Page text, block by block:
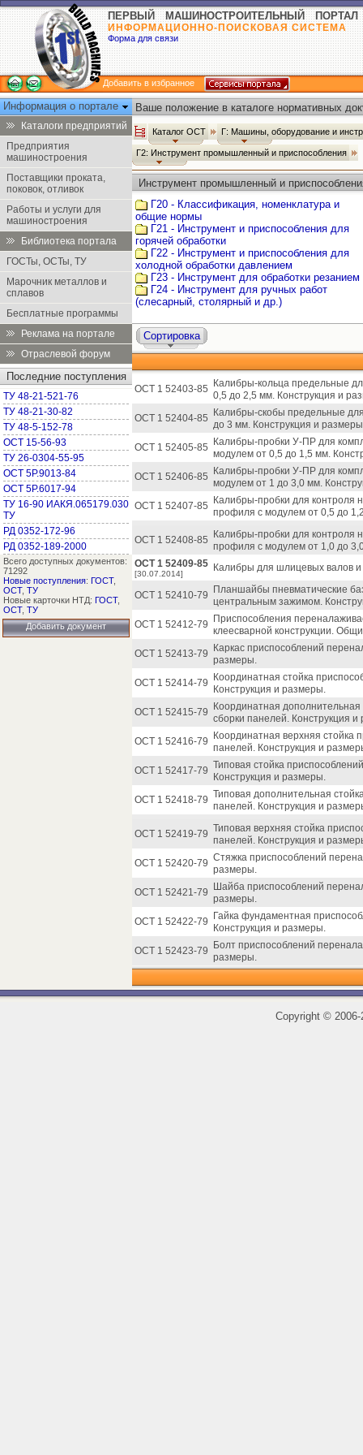
ПЕРВЫЙ МАШИНОСТРОИТЕЛЬНЫЙ ПОРТАЛ
ИНФОРМАЦИОННО-ПОИСКОВАЯ СИСТЕМА
Форма для связи
Добавить в избранное
Информация о портале
Каталоги предприятий
Предприятия
машиностроения
Поставщики проката,
поковок, отливок
Работы и услуги для
машиностроения
Библиотека портала
ГОСТы, ОСТы, ТУ
Марочник металлов и
сплавов
Бесплатные программы
Реклама на портале
Отраслевой форум
Последние поступления
ТУ 48-21-521-76
ТУ 48-21-30-82
ТУ 48-5-152-78
ОСТ 15-56-93
ТУ 26-0304-55-95
ОСТ 5Р.9013-84
ОСТ 5Р.6017-94
ТУ 16-90 ИАКЯ.065179.030
ТУ
РД 0352-172-96
РД 0352-189-2000
Всего доступных документов:
71292
Новые поступления: ГОСТ,
ОСТ, ТУ
Новые карточки НТД: ГОСТ,
ОСТ, ТУ
Добавить документ
Ваше положение в каталоге нормативных
Каталог ОСТ Г: Машины, оборудование и
Г2: Инструмент промышленный и приспособления
Инструмент промышленный и
Г20 - Классификация, номенклатура и
общие нормы
Г21 - Инструмент и приспособления для
горячей обработки
Г22 - Инструмент и приспособления для
холодной обработки давлением
Г23 - Инструмент для обработки резанием
Г24 - Инструмент для ручных работ
(слесарный, столярный и др.)
Сортировка
ОСТ 1 52403-85
Калибры-кольца предельные
0,5 до 2,5 мм. Конструкция и
ОСТ 1 52404-85
Калибры-скобы предельные
до 3 мм. Конструкция и
ОСТ 1 52405-85
Калибры-пробки У-ПР для
модулем от 0,5 до 1,5 мм.
ОСТ 1 52406-85
Калибры-пробки У-ПР для
модулем от 1 до 3,0 мм.
ОСТ 1 52407-85
Калибры-пробки для контроля
профиля с модулем от 0,5 до
ОСТ 1 52408-85
Калибры-пробки для контроля
профиля с модулем от 1,0 до
ОСТ 1 52409-85
[30.07.2014]
Калибры для шлицевых валов
ОСТ 1 52410-79
Планшайбы пневматические
центральным зажимом.
ОСТ 1 52412-79
Приспособления
клеесварной конструкции.
ОСТ 1 52413-79
Каркас приспособлений
размеры.
ОСТ 1 52414-79
Координатная стойка
Конструкция и размеры.
ОСТ 1 52415-79
Координатная
сборки панелей. Конструкция
ОСТ 1 52416-79
Координатная верхняя стойка
панелей. Конструкция и
ОСТ 1 52417-79 Типовая стойка
Конструкция и размеры.
ОСТ 1 52418-79 Типовая дополнительная
панелей. Конструкция и
ОСТ 1 52419-79 Типовая верхняя стойка
панелей. Конструкция и
ОСТ 1 52420-79 Стяжка приспособлений
размеры.
ОСТ 1 52421-79
Шайба приспособлений
размеры.
ОСТ 1 52422-79
Гайка фундаментная
Конструкция и размеры.
ОСТ 1 52423-79
Болт приспособлений
размеры.
Copyright ©